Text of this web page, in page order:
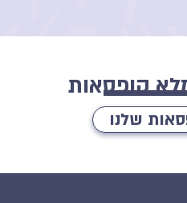
קופסאות
שלנו